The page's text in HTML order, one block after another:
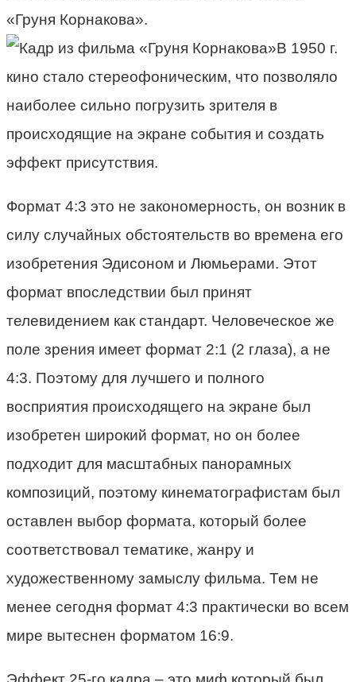
«Груня Корнакова».
В 1950 г.
кино стало стереофоническим, что позволяло
наиболее сильно погрузить зрителя в
происходящие на экране события и создать
эффект присутствия.
Формат 4:3 это не закономерность, он возник в
силу случайных обстоятельств во времена его
изобретения Эдисоном и Люмьерами. Этот
формат впоследствии был принят
телевидением как стандарт. Человеческое же
поле зрения имеет формат 2:1 (2 глаза), а не
4:3. Поэтому для лучшего и полного
восприятия происходящего на экране был
изобретен широкий формат, но он более
подходит для масштабных панорамных
композиций, поэтому кинематографистам был
оставлен выбор формата, который более
соответствовал тематике, жанру и
художественному замыслу фильма. Тем не
менее сегодня формат 4:3 практически во всем
мире вытеснен форматом 16:9.